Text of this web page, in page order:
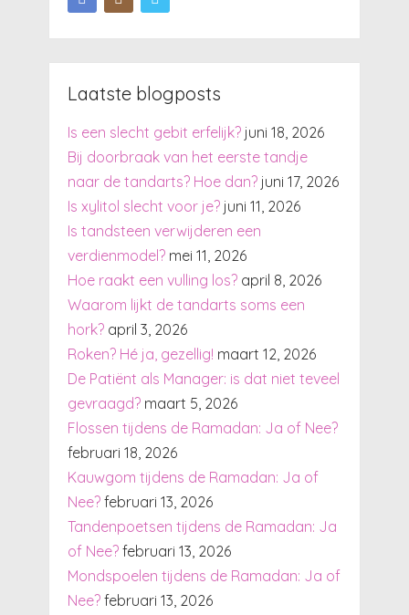
Laatste blogposts
Is een slecht gebit erfelijk? juni 18, 2026
Bij doorbraak van het eerste tandje
naar de tandarts? Hoe dan? juni 17, 2026
Is xylitol slecht voor je? juni 11, 2026
Is tandsteen verwijderen een
verdienmodel? mei 11, 2026
Hoe raakt een vulling los? april 8, 2026
Waarom lijkt de tandarts soms een
hork? april 3, 2026
Roken? Hé ja, gezellig! maart 12, 2026
De Patiënt als Manager: is dat niet teveel
gevraagd? maart 5, 2026
Flossen tijdens de Ramadan: Ja of Nee?
februari 18, 2026
Kauwgom tijdens de Ramadan: Ja of
Nee? februari 13, 2026
Tandenpoetsen tijdens de Ramadan: Ja
of Nee? februari 13, 2026
Mondspoelen tijdens de Ramadan: Ja of
Nee? februari 13, 2026